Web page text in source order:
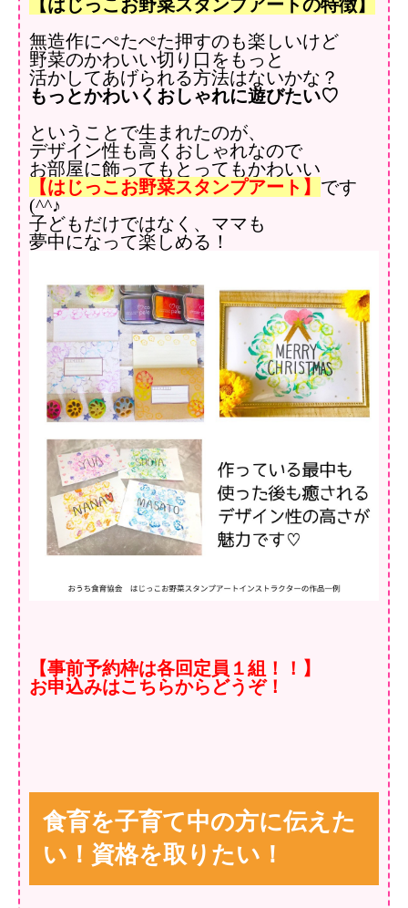
【はじっこお野菜スタンプアートの特徴】
無造作にぺたぺた押すのも楽しいけど
野菜のかわいい切り口をもっと
活かしてあげられる方法はないかな？
もっとかわいくおしゃれに遊びたい♡
ということで生まれたのが、
デザイン性も高くおしゃれなので
お部屋に飾ってもとってもかわいい
【はじっこお野菜スタンプアート】 です
(^^♪
子どもだけではなく、ママも
夢中になって楽しめる！
【事前予約枠は各回定員１組！！】
お申込みはこちらからどうぞ！
食育を子育て中の方に伝えた
い！資格を取りたい！